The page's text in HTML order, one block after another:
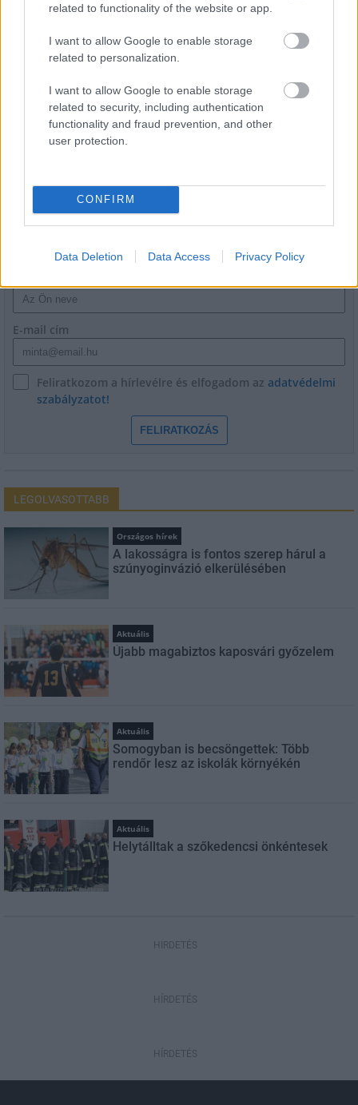
related to functionality of the website or app.
I want to allow Google to enable storage
related to personalization.
I want to allow Google to enable storage
related to security, including authentication
functionality and fraud prevention, and other
user protection.
CONFIRM
Data Deletion Data Access Privacy Policy
Látlelet a hazai víziközművekről?
Egyetlen, fél évszázados vezetéken
múlt Bicske vízellátása
Épített öröksége megújításával is készül
Mohács a csata ötszázadik
évfordulójára
E-mail cím
Feliratkozom a hírlevélre és elfogadom az adatvédelmi
szabályzatot!
FELIRATKOZÁS
LEGOLVASOTTABB
Országos hírek
A lakosságra is fontos szerep hárul a
szúnyoginvázió elkerülésében
Aktuális
Újabb magabiztos kaposvári győzelem
Aktuális
Somogyban is becsöngettek: Több
rendőr lesz az iskolák környékén
Aktuális
Helytálltak a szőkedencsi önkéntesek
HIRDETÉS
HÍRDETÉS
HÍRDETÉS